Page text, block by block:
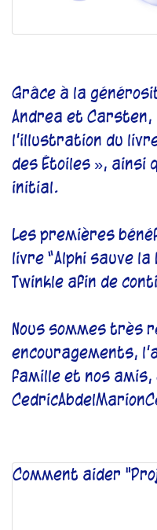
Grâce à la
Andrea et Carsten,
l’illustration du
des Étoiles », ainsi
initial.
Les premières
livre “Alphi sauve
Twinkle afin de
Nous sommes très
encouragements,
famille et nos
Comment aider